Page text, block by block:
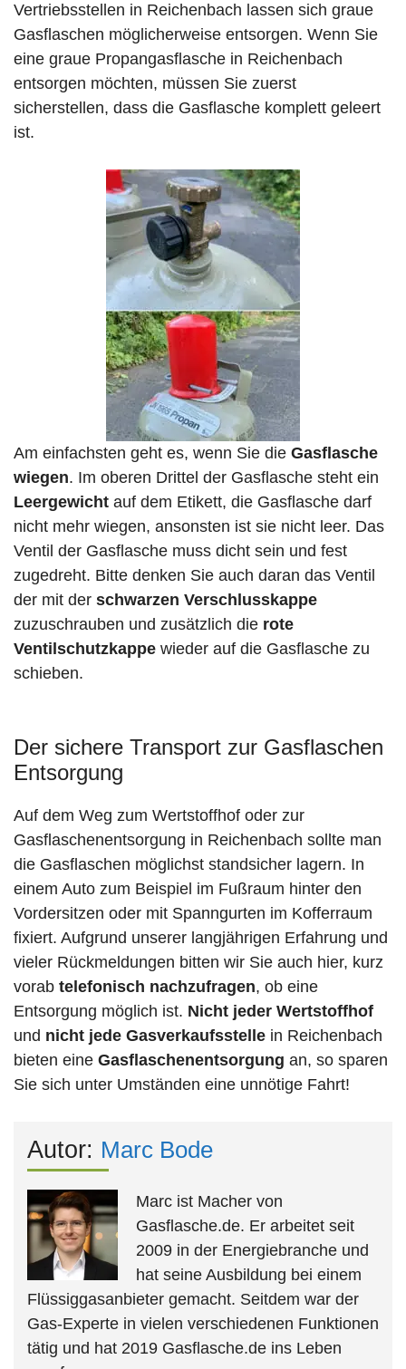
Vertriebsstellen in Reichenbach lassen sich graue
Gasflaschen möglicherweise entsorgen. Wenn Sie
eine graue Propangasflasche in Reichenbach
entsorgen möchten, müssen Sie zuerst
sicherstellen, dass die Gasflasche komplett geleert
ist.
Am einfachsten geht es, wenn Sie die Gasflasche
wiegen. Im oberen Drittel der Gasflasche steht ein
Leergewicht auf dem Etikett, die Gasflasche darf
nicht mehr wiegen, ansonsten ist sie nicht leer. Das
Ventil der Gasflasche muss dicht sein und fest
zugedreht. Bitte denken Sie auch daran das Ventil
der mit der schwarzen Verschlusskappe
zuzuschrauben und zusätzlich die rote
Ventilschutzkappe wieder auf die Gasflasche zu
schieben.
Der sichere Transport zur Gasflaschen
Entsorgung
Auf dem Weg zum Wertstoffhof oder zur
Gasflaschenentsorgung in Reichenbach sollte man
die Gasflaschen möglichst standsicher lagern. In
einem Auto zum Beispiel im Fußraum hinter den
Vordersitzen oder mit Spanngurten im Kofferraum
fixiert. Aufgrund unserer langjährigen Erfahrung und
vieler Rückmeldungen bitten wir Sie auch hier, kurz
vorab telefonisch nachzufragen, ob eine
Entsorgung möglich ist. Nicht jeder Wertstoffhof
und nicht jede Gasverkaufsstelle in Reichenbach
bieten eine Gasflaschenentsorgung an, so sparen
Sie sich unter Umständen eine unnötige Fahrt!
Autor: Marc Bode
Marc ist Macher von
Gasflasche.de. Er arbeitet seit
2009 in der Energiebranche und
hat seine Ausbildung bei einem
Flüssiggasanbieter gemacht. Seitdem war der
Gas-Experte in vielen verschiedenen Funktionen
tätig und hat 2019 Gasflasche.de ins Leben